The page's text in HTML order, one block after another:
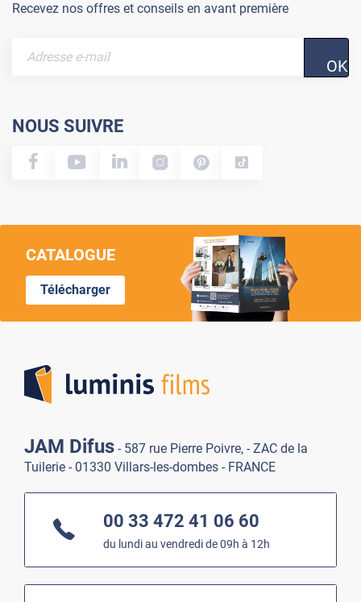
Recevez nos offres et conseils en avant première
OK
NOUS SUIVRE
CATALOGUE
Télécharger
JAM Difus - 587 rue Pierre Poivre, - ZAC de la
Tuilerie - 01330 Villars-les-dombes - FRANCE
00 33 472 41 06 60
du lundi au vendredi de 09h à 12h